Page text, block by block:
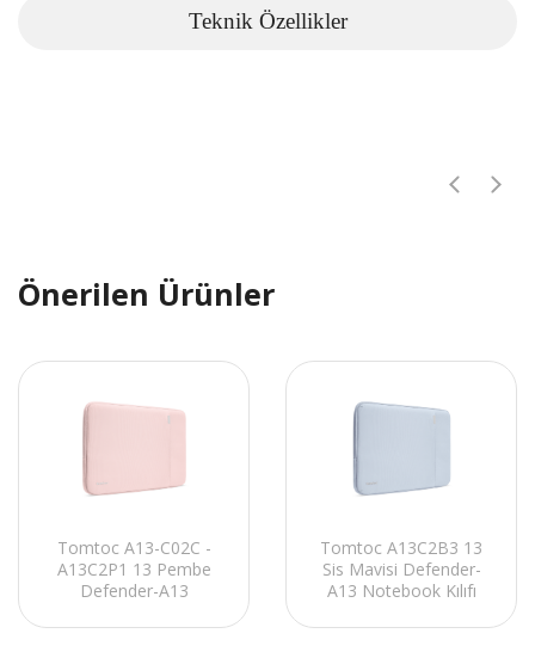
Teknik Özellikler
Önerilen Ürünler
Tomtoc A13-C02C -
A13C2P1 13 Pembe
Defender-A13
Tomtoc A13C2B3 13
Sis Mavisi Defender-
A13 Notebook Kılıfı